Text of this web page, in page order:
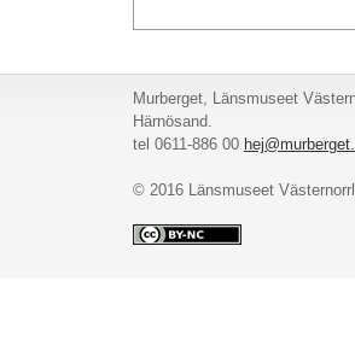
Murberget, Länsmuseet
Härnösand.
tel 0611-886 00
© 2016 Länsmuseet